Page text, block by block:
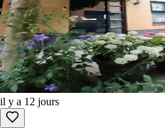
il y a 12 jours